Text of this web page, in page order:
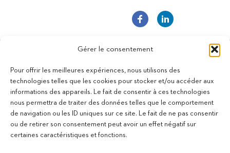
Gérer le consentement
Pour offrir les meilleures expériences, nous utilisons des
technologies telles que les cookies pour stocker et/ou accéder aux
informations des appareils. Le fait de consentir à ces technologies
nous permettra de traiter des données telles que le comportement
de navigation ou les ID uniques sur ce site. Le fait de ne pas consentir
ou de retirer son consentement peut avoir un effet négatif sur
certaines caractéristiques et fonctions.
11 bis Rue des Novalles
21240 Talant - France
+33 (0)3 80 59 22 88
Membre de la Fédération des Aveugles de France
Membre du collectif Les Éditeurs Atypiques